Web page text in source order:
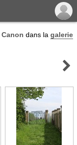
Canon dans la galerie
